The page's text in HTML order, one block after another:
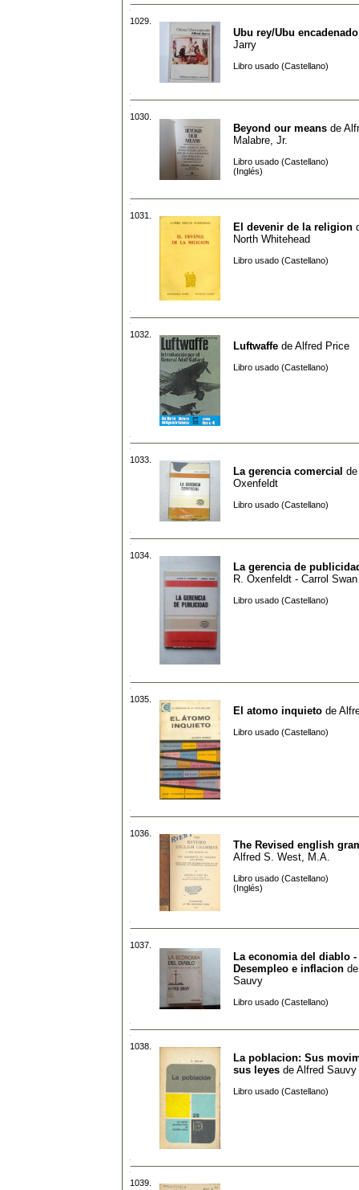
1029.
Ubu rey/Ubu encadenado
Jarry
Libro usado (Castellano)
1030.
Beyond our means de
Malabre, Jr.
Libro usado (Castellano)
(Inglés)
1031.
El devenir de la religion
North Whitehead
Libro usado (Castellano)
1032.
Luftwaffe de Alfred Price
Libro usado (Castellano)
1033.
La gerencia comercial de
Oxenfeldt
Libro usado (Castellano)
1034.
La gerencia de
R. Oxenfeldt - Carrol Swan
Libro usado (Castellano)
1035.
El atomo inquieto de
Libro usado (Castellano)
1036.
The Revised english
Alfred S. West, M.A.
Libro usado (Castellano)
(Inglés)
1037.
La economia del diablo -
Desempleo e inflacion
Sauvy
Libro usado (Castellano)
1038.
La poblacion: Sus
sus leyes de Alfred Sauvy
Libro usado (Castellano)
1039.